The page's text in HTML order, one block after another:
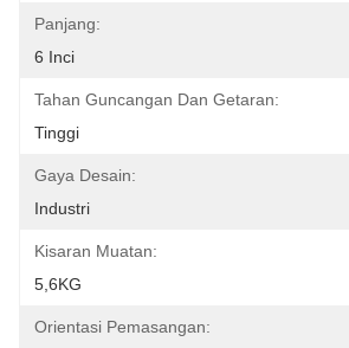
Panjang:
6 Inci
Tahan Guncangan Dan Getaran:
Tinggi
Gaya Desain:
Industri
Kisaran Muatan:
5,6KG
Orientasi Pemasangan: